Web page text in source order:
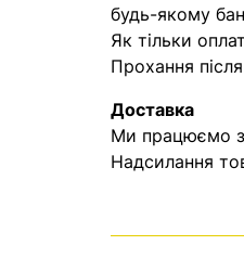
будь-якому
Як тільки
Прохання
Доставка
Ми працюємо з
Надсилання